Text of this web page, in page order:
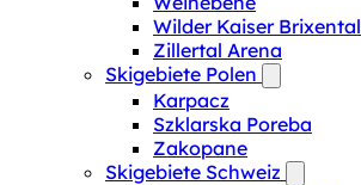
Wilder Kaiser Brixental
Zillertal Arena
Skigebiete Polen
Karpacz
Szklarska Poreba
Zakopane
Skigebiete Schweiz